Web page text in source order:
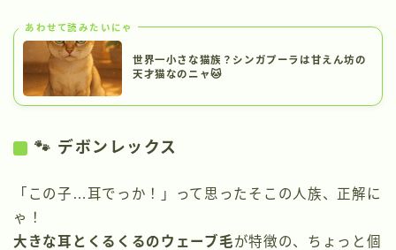
あわせて読みたいにゃ
世界一小さな猫族？シンガプーラは甘えん坊の
天才猫なのニャ🐱
🐾 デボンレックス
「この子…耳でっか！」って思ったそこの人族、正解に
ゃ！
大きな耳とくるくるのウェーブ毛が特徴の、ちょっと個